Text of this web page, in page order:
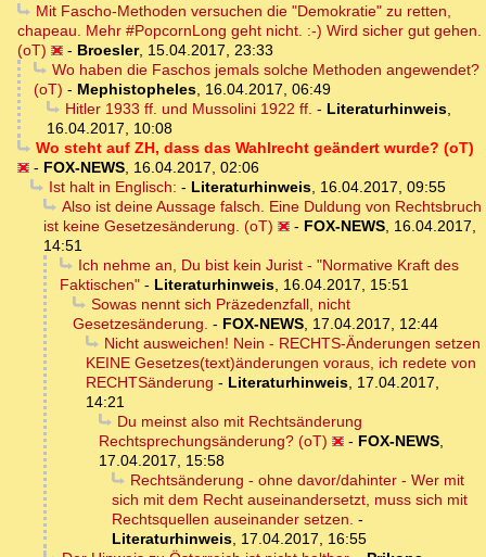
Mit Fascho-Methoden versuchen die "Demokratie" zu retten,
chapeau. Mehr #PopcornLong geht nicht. :-) Wird sicher gut gehen.
(oT)
- Broesler, 15.04.2017, 23:33
Wo haben die Faschos jemals solche Methoden angewendet?
(oT) - Mephistopheles 16.04.2017, 06:49
Hitler 1933 ff. und Mussolini 1922 ff. - Literaturhinweis,
16.04.2017, 10:08
Wo steht auf ZH, dass das Wahlrecht geändert wurde? (oT)
- FOX-NEWS 16.04.2017, 02:06
Ist halt in Englisch: - Literaturhinweis, 16.04.2017, 09:55
Also ist deine Aussage falsch. Eine Duldung von Rechtsbruch
ist keine Gesetzesänderung. (oT)
- FOX-NEWS 16.04.2017,
14:51
Ich nehme an, Du bist kein Jurist - "Normative Kraft des
Faktischen" - Literaturhinweis 16.04.2017, 15:51
Sowas nennt sich Präzedenzfall, nicht
Gesetzesänderung. - FOX-NEWS 17.04.2017, 12:44
Nicht ausweichen! Nein - RECHTS-Änderungen setzen
KEINE Gesetzes(text)änderungen voraus, ich redete von
RECHTSänderung - Literaturhinweis 17.04.2017,
14:21
Du meinst also mit Rechtsänderung
Rechtsprechungsänderung? (oT)
- FOX-NEWS
17.04.2017, 15:58
Rechtsänderung - ohne davor/dahinter - Wer mit
sich mit dem Recht auseinandersetzt, muss sich mit
Rechtsquellen auseinander setzen. -
Literaturhinweis 17.04.2017, 16:55